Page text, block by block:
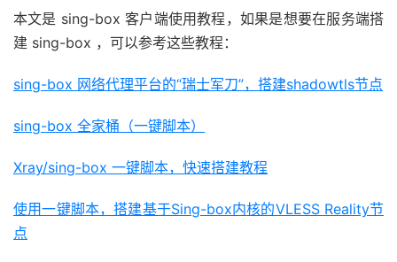
本文是 sing-box 客户端使用教程，如果是想要在服务端搭
建 sing-box ，可以参考这些教程：
sing-box 网络代理平台的“瑞士军刀”，搭建shadowtls节点
sing-box 全家桶（一键脚本）
Xray/sing-box 一键脚本，快速搭建教程
使用一键脚本，搭建基于Sing-box内核的VLESS Reality节
点